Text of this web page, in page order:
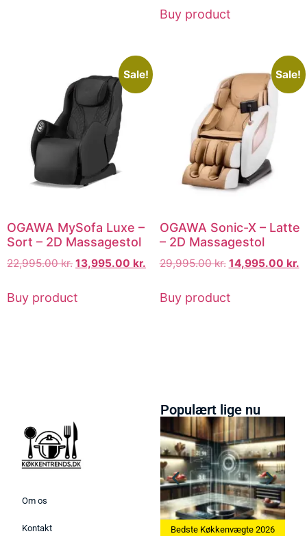
Buy product
Sale!
OGAWA MySofa Luxe –
Sort – 2D Massagestol
22,995.00kr. 13,995.00 kr.
Buy product
Sale!
OGAWA Sonic-X – Latte
– 2D Massagestol
29,995.00kr. 14,995.00 kr.
Buy product
Om os
Kontakt
Populært lige nu
2026 Bedste Køkkenvægte 2026 Bedste Æggekoger